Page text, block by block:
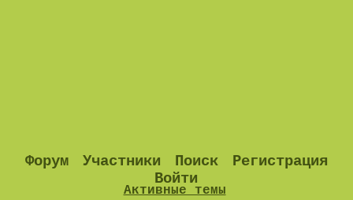
Форум Участники Поиск
Регистрация
Войти
Активные темы